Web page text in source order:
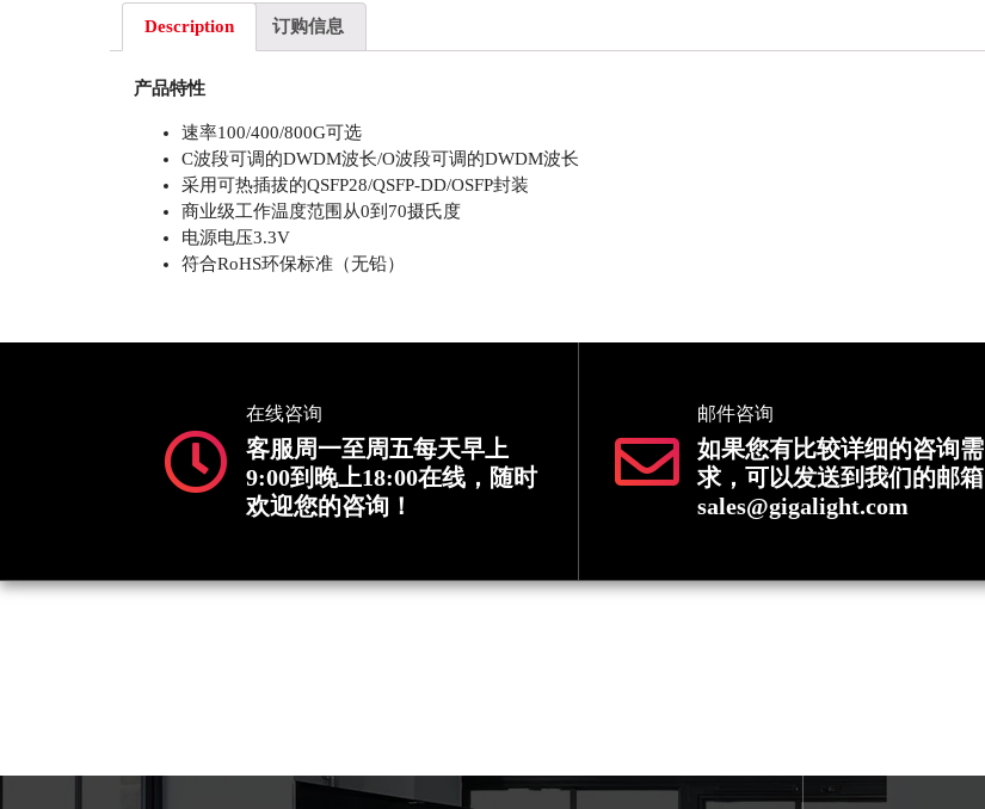
Description 订购信息
产品特性
速率100/400/800G可选
C波段可调的DWDM波长/O波段可调的DWDM波长
采用可热插拔的QSFP28/QSFP-DD/OSFP封装
商业级工作温度范围从0到70摄氏度
电源电压3.3V
符合RoHS环保标准（无铅）
在线咨询
客服周一至周五每天早上
9:00到晚上18:00在线，随时
欢迎您的咨询！
邮件咨询
如果您有比较详细的咨询需
求，可以发送到我们的邮箱
sales@gigalight.com